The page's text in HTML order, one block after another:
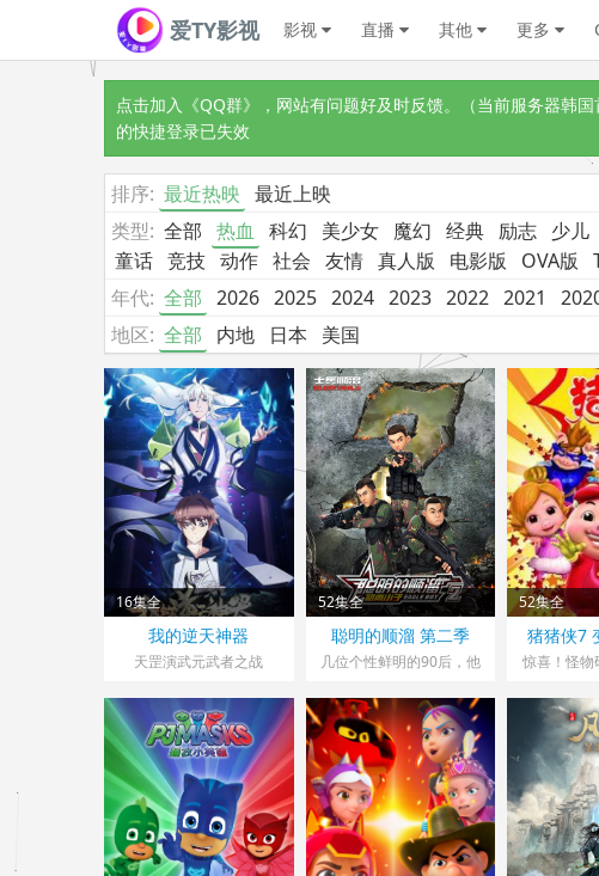
爱TY影视 影视 直播 其他 更多
点击加入《QQ群》
，网站有问题好及时反馈。（当前服务器韩
的快捷登录已失效
排序: 最近热映 最近上映
类型: 全部 热血 科幻 美少女 魔幻 经典 励志 少儿
童话 竞技 动作 社会 友情 真人版 电影版 OVA版
年代: 全部 2026 2025 2024 2023 2022 2021
地区: 全部 内地 日本 美国
16集全
我的逆天神器
天罡演武元武者之战
52集全
聪明的顺溜 第二季
几位个性鲜明的90后，他
的，从五湖四海出发...
52集全
猪猪侠7
惊喜！怪